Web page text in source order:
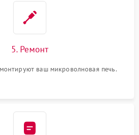
5. Ремонт
ваш микроволновая печь.